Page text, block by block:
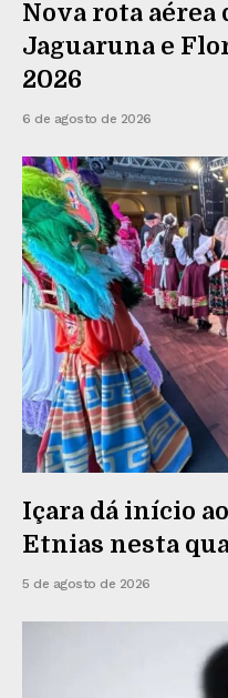
Nova rota aérea
Jaguaruna e
2026
6 de agosto de 2026
Içara dá início
Etnias nesta
5 de agosto de 2026